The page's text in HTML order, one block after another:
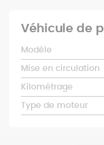
Véhicule de
Modèle
Mise en circulation
Kilométrage
Type de moteur